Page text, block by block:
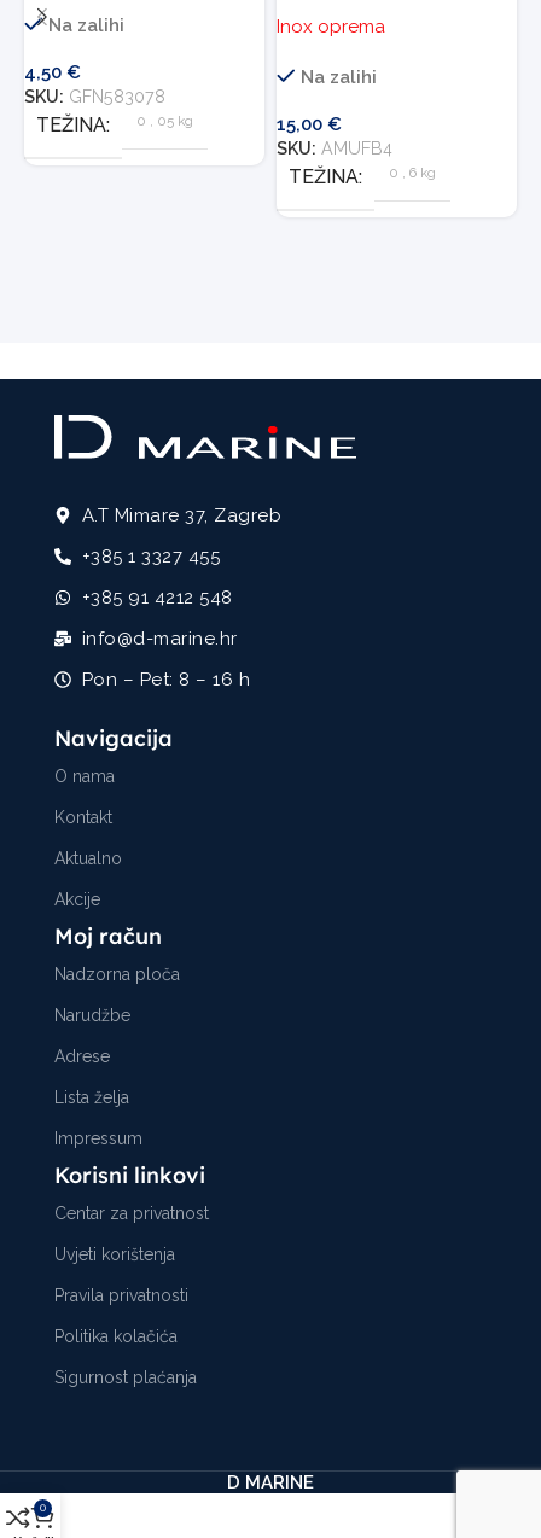
Na zalihi
4,50 €
SKU: GFN583078
TEŽINA 0 05 kg
Inox oprema
Na zalihi
15,00 €
SKU: AMUFB4
TEŽINA 0 , 6 kg
A.T Mimare 37, Zagreb
+385 1 3327 455
+385 91 4212 548
info@d-marine.hr
Pon – Pet: 8 – 16 h
Navigacija
O nama
Kontakt
Aktualno
Akcije
Moj račun
Nadzorna ploča
Narudžbe
Adrese
Lista želja
Impressum
Korisni linkovi
Centar za privatnost
Uvjeti korištenja
Pravila privatnosti
Politika kolačića
Sigurnost plaćanja
D MARINE
0